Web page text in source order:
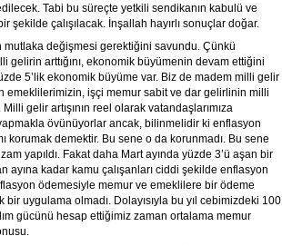
Tabi bu süreçte yetkili sendikanın kabulü ve
çalışılacak. İnşallah hayırlı sonuçlar doğar.
mutlaka değişmesi gerektiğini savundu. Çünkü
gelirin arttığını, ekonomik büyümenin devam ettiğini
5’lik ekonomik büyüme var. Biz de madem milli gelir
emeklilerimizin, işçi memur sabit ve dar gelirlinin milli
gelir artışının reel olarak vatandaşlarımıza
övünüyorlar ancak, bilinmelidir ki enflasyon
korumak demektir. Bu sene o da korunmadı. Bu sene
yapıldı. Fakat daha Mart ayında yüzde 3’ü aşan bir
ayına kadar kamu çalışanları ciddi şekilde enflasyon
ödemesiyle memur ve emeklilere bir ödeme
bir uygulama olmadı. Dolayısıyla bu yıl cebimizdeki 100
gücünü hesap ettiğimiz zaman ortalama memur